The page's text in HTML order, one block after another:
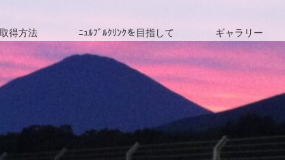
得方法 ﾆｭﾙﾌﾞﾙｸﾘﾝｸを目指して ギャラリー